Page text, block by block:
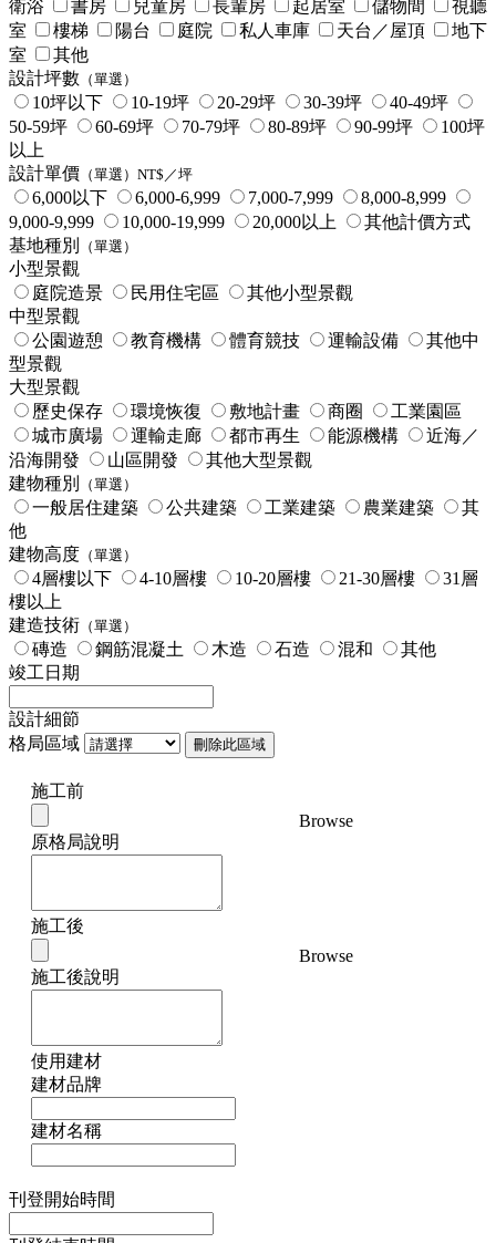
衛浴
書房 兒童房 長輩房 起居室 儲物間
視聽
室
樓梯 陽台 庭院 私人車庫 天台／屋頂
地下
室
其他
設計坪數 （單選）
10坪以下 10-19坪 20-29坪 30-39坪
40-49坪
50-59坪
60-69坪 70-79坪 80-89坪 90-99坪
100坪
以上
設計單價 （單選）NT$／坪
6,000以下 6,000-6,999 7,000-7,999
8,000-8,999
9,000-9,999
10,000-19,999 20,000以上
其他計價方式
基地種別
（單選）
小型景觀
庭院造景
民用住宅區
其他小型景觀
中型景觀
公園遊憩
教育機構 體育競技 運輸設備
其他中
型景觀
大型景觀
歷史保存
環境恢復 敷地計畫 商圈
工業園區
城市廣場
運輸走廊 都市再生 能源機構
近海／
沿海開發
山區開發
其他大型景觀
建物種別
（單選）
一般居住建築 公共建築 工業建築 農業建築
其
他
建物高度 （單選）
4層樓以下 4-10層樓 10-20層樓 21-30層樓
31層
樓以上
建造技術 （單選）
磚造 鋼筋混凝土 木造 石造 混和
其他
竣工日期
設計細節
格局區域
刪除此區域
施工前
Browse
原格局說明
施工後
Browse
施工後說明
使用建材
建材品牌
建材名稱
刊登開始時間